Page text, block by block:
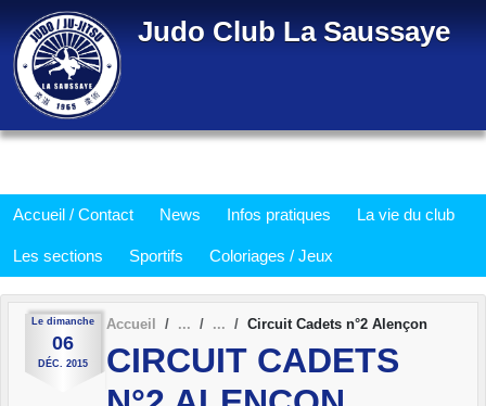
Judo Club La Saussaye
Accueil / Contact News Infos pratiques La vie du club
Les sections Sportifs Coloriages / Jeux
Le dimanche
06
DÉC. 2015
Accueil Circuit Cadets n°2 Alençon
CIRCUIT CADETS
Panneau de gestion des cookies